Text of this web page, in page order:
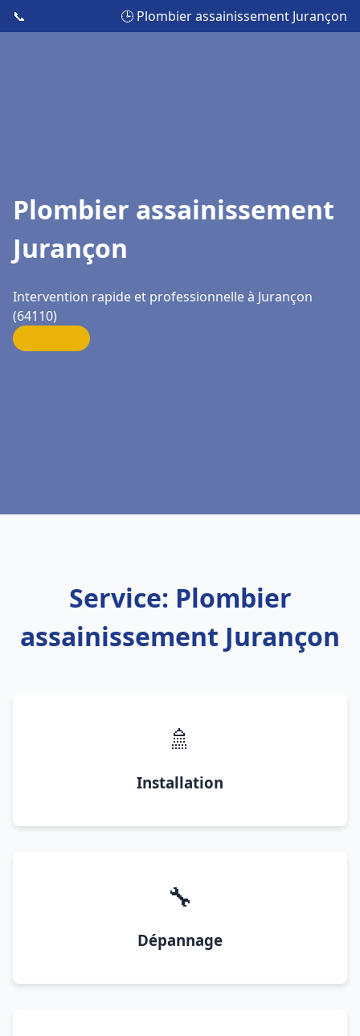
📞 🕒 Plombier assainissement Jurançon
Plombier assainissement
Jurançon
Intervention rapide et professionnelle à Jurançon
(64110)
Service: Plombier
assainissement Jurançon
🚿
Installation
🔧
Dépannage